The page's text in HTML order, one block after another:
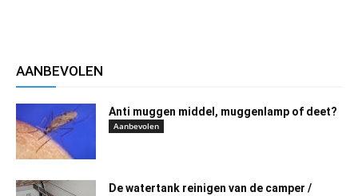
AANBEVOLEN
Anti muggen middel, muggenlamp of deet?
Aanbevolen
De watertank reinigen van de camper /